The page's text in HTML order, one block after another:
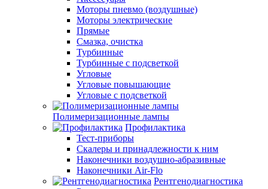
Моторы пневмо (воздушные)
Моторы электрические
Прямые
Смазка, очистка
Турбинные
Турбинные с подсветкой
Угловые
Угловые повышающие
Угловые с подсветкой
Полимеризационные лампы
Профилактика
Тест-приборы
Скалеры и принадлежности к ним
Наконечники воздушно-абразивные
Наконечники Air-Flo
Рентгенодиагностика